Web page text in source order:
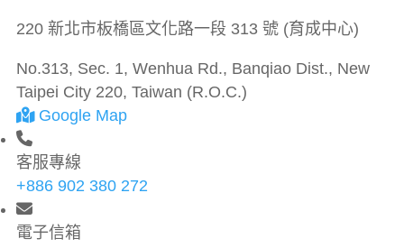
220 新北市板橋區文化路一段 313 號 (育成中心)
No.313, Sec. 1, Wenhua Rd., Banqiao Dist., New
Taipei City 220, Taiwan (R.O.C.)
Google Map
客服專線
+886 902 380 272
電子信箱